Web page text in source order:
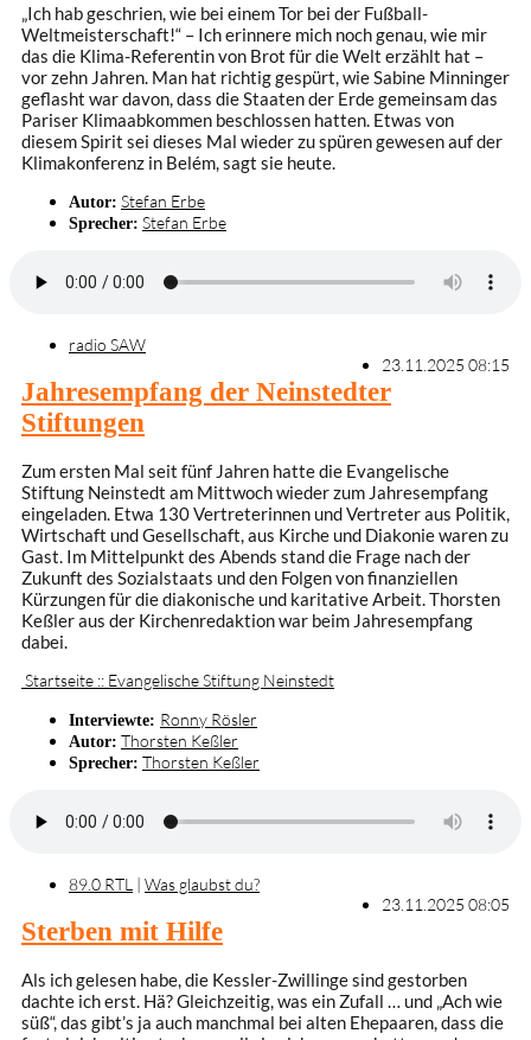
„Ich hab geschrien, wie bei einem Tor bei der Fußball-
Weltmeisterschaft!“ – Ich erinnere mich noch genau, wie mir
das die Klima-Referentin von Brot für die Welt erzählt hat –
vor zehn Jahren. Man hat richtig gespürt, wie Sabine Minninger
geflasht war davon, dass die Staaten der Erde gemeinsam das
Pariser Klimaabkommen beschlossen hatten. Etwas von
diesem Spirit sei dieses Mal wieder zu spüren gewesen auf der
Klimakonferenz in Belém, sagt sie heute.
Autor: Stefan Erbe
Sprecher: Stefan Erbe
radio SAW
23.11.2025 08:15
Jahresempfang der Neinstedter
Stiftungen
Zum ersten Mal seit fünf Jahren hatte die Evangelische
Stiftung Neinstedt am Mittwoch wieder zum Jahresempfang
eingeladen. Etwa 130 Vertreterinnen und Vertreter aus Politik,
Wirtschaft und Gesellschaft, aus Kirche und Diakonie waren zu
Gast. Im Mittelpunkt des Abends stand die Frage nach der
Zukunft des Sozialstaats und den Folgen von finanziellen
Kürzungen für die diakonische und karitative Arbeit. Thorsten
Keßler aus der Kirchenredaktion war beim Jahresempfang
dabei.
Startseite :: Evangelische Stiftung Neinstedt
Interviewte: Ronny Rösler
Autor: Thorsten Keßler
Sprecher: Thorsten Keßler
89.0 RTL | Was glaubst du?
23.11.2025 08:05
Sterben mit Hilfe
Als ich gelesen habe, die Kessler-Zwillinge sind gestorben
dachte ich erst. Hä? Gleichzeitig, was ein Zufall … und „Ach wie
süß“, das gibt’s ja auch manchmal bei alten Ehepaaren, dass die